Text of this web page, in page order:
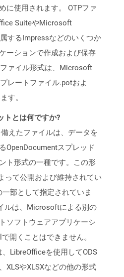
に使用されます。 OTPファ
SuiteやMicrosoft
するImpressなどのいくつか
ーションで作成および保存
ァイル形式は、Microsoft
レートファイル.potおよ
す。
トとは何ですか?
えたファイルは、データを
OpenDocumentスプレッド
ト形式の一種です。この形
って公開および維持されてい
一部として指定されていま
ルは、Microsoftによる別の
ソフトウェアアプリケーシ
開くことはできません。
、LibreOfficeを使用してODS
XLSやXLSXなどの他の形式